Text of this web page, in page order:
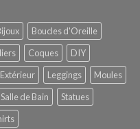
Boucles d'Oreille
Coques
DIY
Extérieur Leggings
Moules
Salle de Bain
Statues